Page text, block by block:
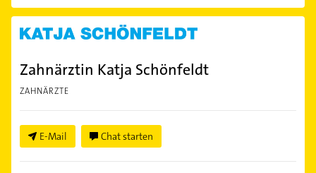
Zahnärztin Katja Schönfeldt
ZAHNÄRZTE
E-Mail Chat starten